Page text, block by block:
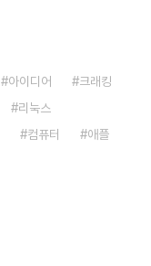
아이디어
크래킹
리눅스
컴퓨터
애플